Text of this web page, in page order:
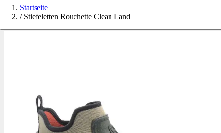
Startseite
/ Stiefeletten Rouchette Clean Land